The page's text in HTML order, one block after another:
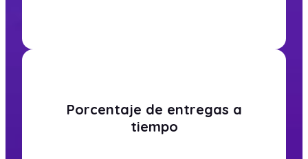
Porcentaje de entregas a
tiempo